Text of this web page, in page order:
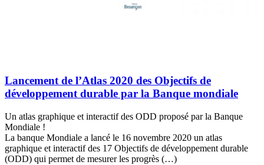
Lancement de l’Atlas 2020 des Objectifs de
développement durable par la Banque mondiale
Un atlas graphique et interactif des ODD proposé par la Banque
Mondiale !
La banque Mondiale a lancé le 16 novembre 2020 un atlas
graphique et interactif des 17 Objectifs de développement durable
(ODD) qui permet de mesurer les progrès (…)